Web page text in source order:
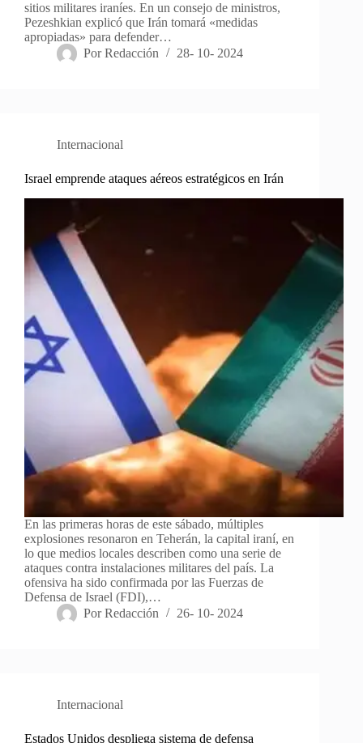
sitios militares iraníes. En un consejo de ministros,
Pezeshkian explicó que Irán tomará «medidas
apropiadas» para defender…
Por Redacción 28- 10- 2024
Internacional
Israel emprende ataques aéreos estratégicos en Irán
En las primeras horas de este sábado, múltiples
explosiones resonaron en Teherán, la capital iraní, en
lo que medios locales describen como una serie de
ataques contra instalaciones militares del país. La
ofensiva ha sido confirmada por las Fuerzas de
Defensa de Israel (FDI),…
Por Redacción 26- 10- 2024
Internacional
Estados Unidos despliega sistema de defensa